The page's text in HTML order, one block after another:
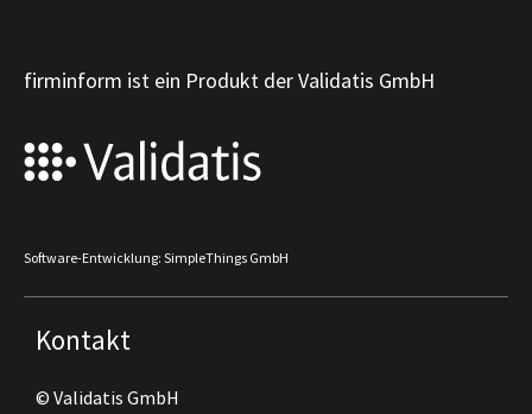
firminform ist ein Produkt der Validatis GmbH
Software-Entwicklung: SimpleThings GmbH
Kontakt
© Validatis GmbH